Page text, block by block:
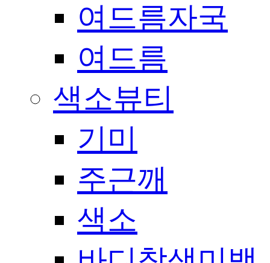
여드름자국
여드름
색소뷰티
기미
주근깨
색소